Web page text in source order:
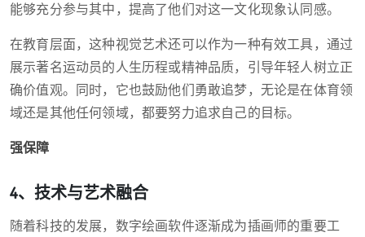
能够充分参与其中，提高了他们对这一文化现象认同感。
在教育层面，这种视觉艺术还可以作为一种有效工具，通过
展示著名运动员的人生历程或精神品质，引导年轻人树立正
确价值观。同时，它也鼓励他们勇敢追梦，无论是在体育领
域还是其他任何领域，都要努力追求自己的目标。
强保障
4、技术与艺术融合
随着科技的发展，数字绘画软件逐渐成为插画师的重要工